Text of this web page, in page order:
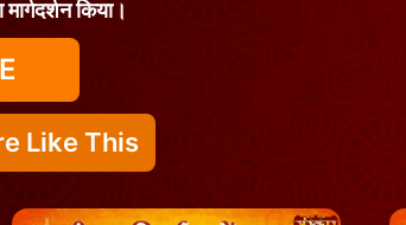
किया।
Like This